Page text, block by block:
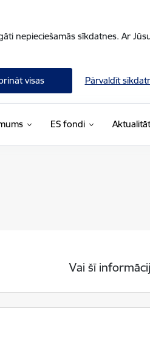
nepieciešamās sīkdatnes. Ar
visas Pārvaldīt
ES fondi
Vai šī